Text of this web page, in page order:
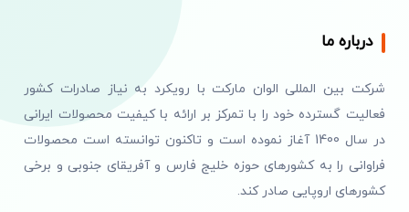
درباره ما
شرکت بین المللی الوان مارکت با رویکرد به نیاز صادرات کشور
فعالیت گسترده خود را با تمرکز بر ارائه با کیفیت محصولات ایرانی
در سال 1400 آغاز نموده است و تاکنون توانسته است محصولات
فراوانی را به کشورهای حوزه خلیج فارس و آفریقای جنوبی و برخی
کشورهای اروپایی صادر کند.